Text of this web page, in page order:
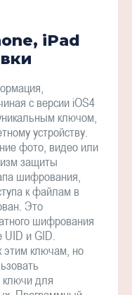
iPad
с версии iOS4
ключом,
устройству.
фото, видео или
защиты
шифрования,
к файлам в
Это
шифрования
и GID.
этим ключам, но
ключи для